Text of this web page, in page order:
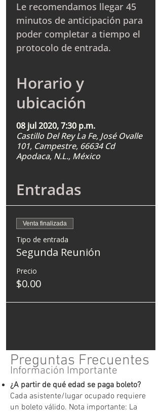
Le recomendamos llegar 45
minutos de anticipación para
poder completar a tiempo el
protocolo de entrada.
Horario y
ubicación
08 jul 2020, 7:30 p.m.
Castillo Del Rey La Fe, José Ovalle
101, Campestre, 66634 Cd
Apodaca, N.L., México
Entradas
Venta finalizada
Tipo de entrada
Segunda Reunión
Precio
$0.00
Preguntas Frecuentes
Información Importante
¿A partir de qué edad se paga boleto?
Cada asistente/lugar ocupado requiere
un boleto válido. Nota importante: La